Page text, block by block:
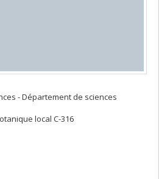
- Département de sciences
local C-316